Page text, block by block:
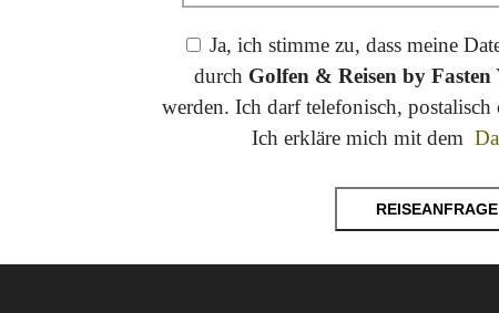
Ja, ich stimme zu, dass meine
durch Golfen & Reisen by Fasten
werden. Ich darf telefonisch,
Ich erkläre mich mit dem